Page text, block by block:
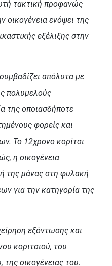
τακτική προφανώς
οικογένεια ενόψει της
εξέλιξης στην
απόλυτα με
πολυμελούς
της οποιασδήποτε
φορείς και
Το 12χρονο κορίτσι
η οικογένεια
της μάνας στη φυλακή
για την κατηγορία της
εξόντωσης και
κοριτσιού, του
οικογένειας του.